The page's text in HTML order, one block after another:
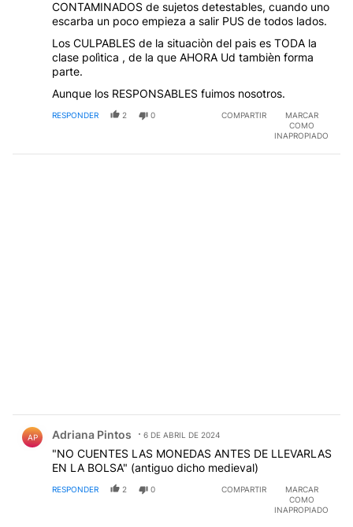
CONTAMINADOS de sujetos detestables, cuando uno
escarba un poco empieza a salir PUS de todos lados.
Los CULPABLES de la situaciòn del pais es TODA la
clase polìtica , de la que AHORA Ud tambièn forma
parte.
Aunque los RESPONSABLES fuimos nosotros.
RESPONDER 2 0 COMPARTIR
MARCAR
COMO
INAPROPIADO
AP Adriana Pintos 6 DE ABRIL DE 2024
"NO CUENTES LAS MONEDAS ANTES DE LLEVARLAS
EN LA BOLSA" (antiguo dicho medieval)
RESPONDER 2 0 COMPARTIR
MARCAR
COMO
INAPROPIADO